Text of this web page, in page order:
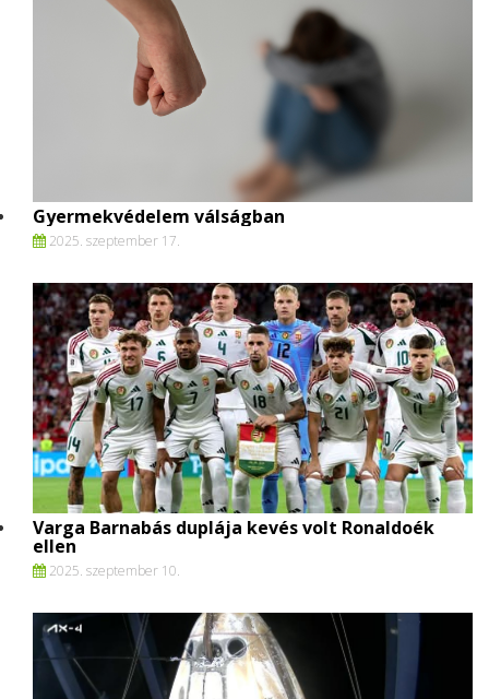
Gyermekvédelem válságban
2025. szeptember 17.
Varga Barnabás duplája kevés volt Ronaldoék
ellen
2025. szeptember 10.